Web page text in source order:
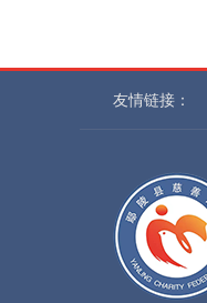
友情链接：